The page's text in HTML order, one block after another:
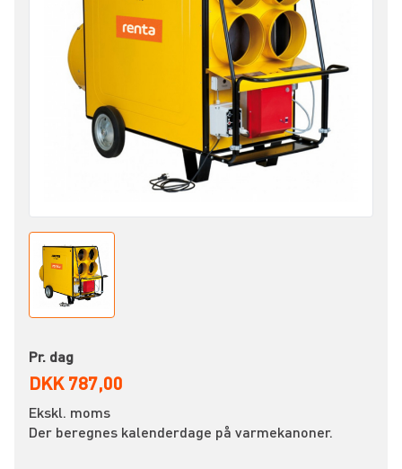
Pr. dag
DKK 787,00
Ekskl. moms
Der beregnes kalenderdage på varmekanoner.